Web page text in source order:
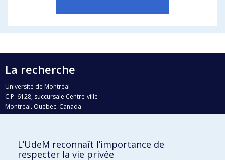
La recherche
Université de Montréal
C.P. 6128, succursale Centre-ville
Montréal, Québec, Canada
H3C 3J7
Qui fait quoi?
L’UdeM reconnaît l’importance de
respecter la vie privée